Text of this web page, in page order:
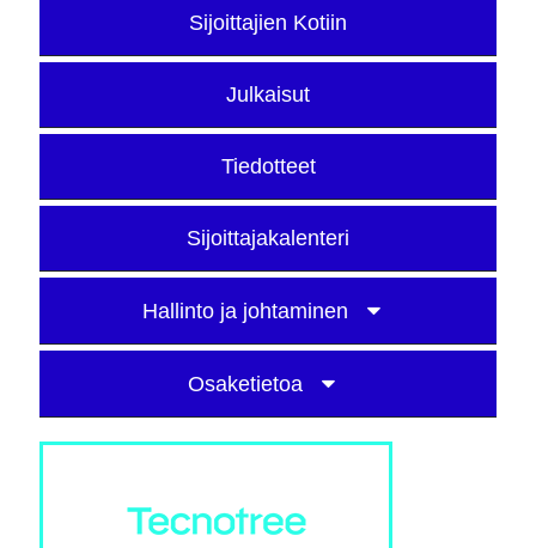
Sijoittajien Kotiin
Julkaisut
Tiedotteet
Sijoittajakalenteri
Hallinto ja johtaminen
Osaketietoa